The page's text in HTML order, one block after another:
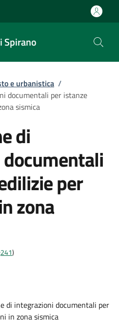
Spirano
e urbanistica /
documentali per istanze
sismica
di
per
zona
)
di integrazioni documentali per
in zona sismica